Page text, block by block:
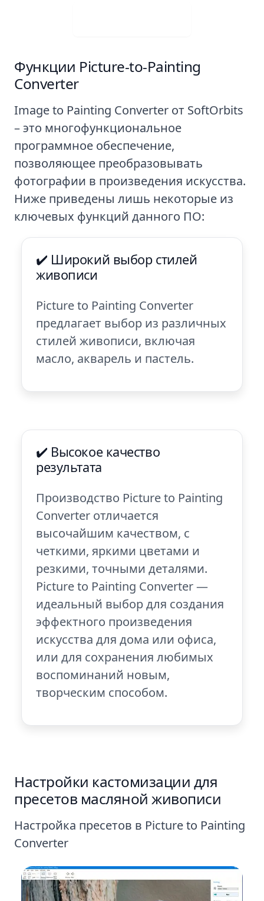
Функции Picture-to-Painting
Converter
Image to Painting Converter от SoftOrbits
– это многофункциональное
программное обеспечение,
позволяющее преобразовывать
фотографии в произведения искусства.
Ниже приведены лишь некоторые из
ключевых функций данного ПО:
✔️ Широкий выбор стилей
живописи
Picture to Painting Converter
предлагает выбор из различных
стилей живописи, включая
масло, акварель и пастель.
✔️ Высокое качество
результата
Производство Picture to Painting
Converter отличается
высочайшим качеством, с
четкими, яркими цветами и
резкими, точными деталями.
Picture to Painting Converter —
идеальный выбор для создания
эффектного произведения
искусства для дома или офиса,
или для сохранения любимых
воспоминаний новым,
творческим способом.
Настройки кастомизации для
пресетов масляной живописи
Настройка пресетов в Picture to Painting
Converter